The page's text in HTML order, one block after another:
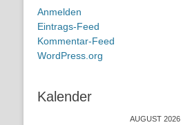
Anmelden
Eintrags-Feed
Kommentar-Feed
WordPress.org
Kalender
AUGUST 2026